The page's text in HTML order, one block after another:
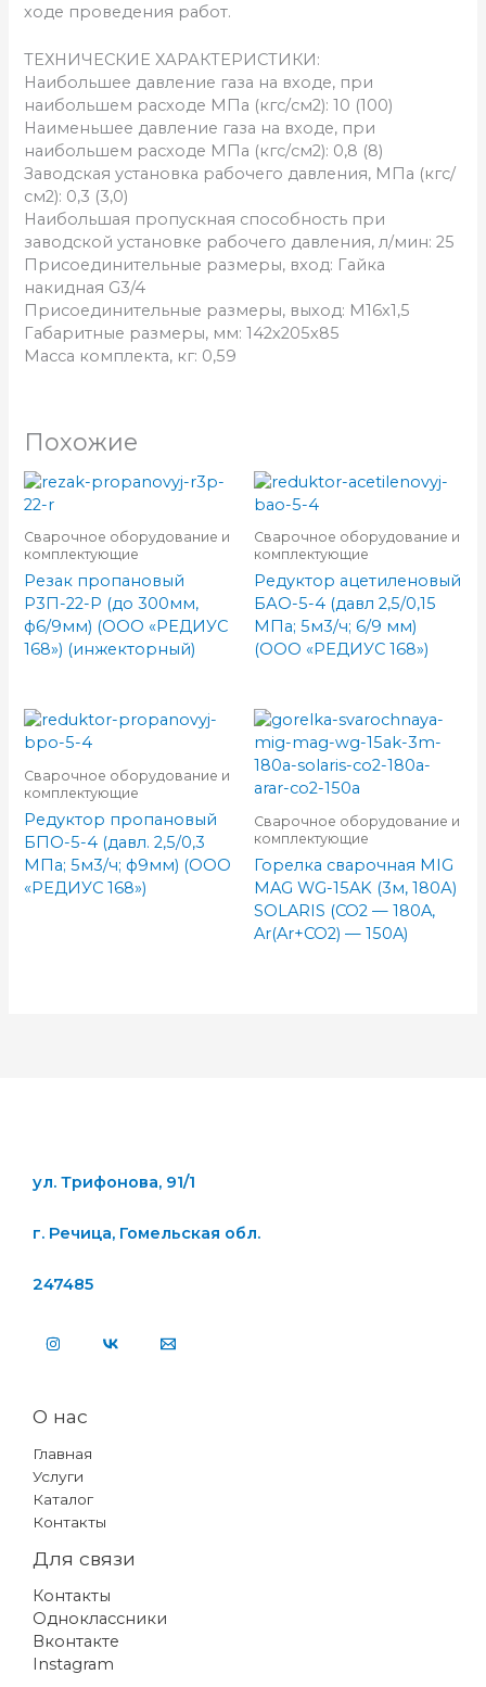
ходе проведения работ.
ТЕХНИЧЕСКИЕ ХАРАКТЕРИСТИКИ:
Наибольшее давление газа на входе, при
наибольшем расходе МПа (кгс/см2): 10 (100)
Наименьшее давление газа на входе, при
наибольшем расходе МПа (кгс/см2): 0,8 (8)
Заводская установка рабочего давления, МПа (кгс/
см2): 0,3 (3,0)
Наибольшая пропускная способность при
заводской установке рабочего давления, л/мин: 25
Присоединительные размеры, вход: Гайка
накидная G3/4
Присоединительные размеры, выход: М16х1,5
Габаритные размеры, мм: 142х205х85
Масса комплекта, кг: 0,59
Похожие
Сварочное оборудование и
комплектующие
Резак пропановый
Р3П-22-Р (до 300мм,
ф6/9мм) (ООО «РЕДИУС
168») (инжекторный)
Сварочное оборудование и
комплектующие
Редуктор ацетиленовый
БАО-5-4 (давл 2,5/0,15
МПа; 5м3/ч; 6/9 мм)
(ООО «РЕДИУС 168»)
Сварочное оборудование и
комплектующие
Редуктор пропановый
БПО-5-4 (давл. 2,5/0,3
МПа; 5м3/ч; ф9мм) (ООО
«РЕДИУС 168»)
Сварочное оборудование и
комплектующие
Горелка сварочная MIG
MAG WG-15AK (3м, 180А)
SOLARIS (CO2 — 180A,
Ar(Ar+CO2) — 150A)
ул. Трифонова, 91/1
г. Речица, Гомельская обл.
247485
О нас
Главная
Услуги
Каталог
Контакты
Для связи
Контакты
Одноклассники
Вконтакте
Instagram